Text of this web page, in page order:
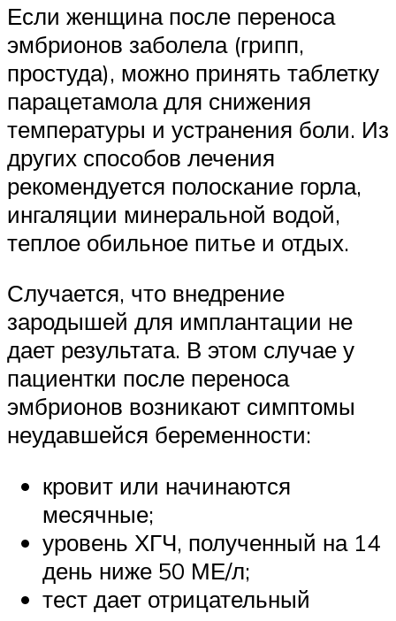
Если женщина после переноса
эмбрионов заболела (грипп,
простуда), можно принять таблетку
парацетамола для снижения
температуры и устранения боли. Из
других способов лечения
рекомендуется полоскание горла,
ингаляции минеральной водой,
теплое обильное питье и отдых.
Случается, что внедрение
зародышей для имплантации не
дает результата. В этом случае у
пациентки после переноса
эмбрионов возникают симптомы
неудавшейся беременности:
кровит или начинаются
месячные;
уровень ХГЧ, полученный на 14
день ниже 50 МЕ/л;
тест дает отрицательный